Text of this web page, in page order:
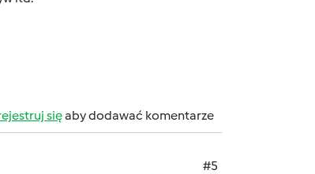
sięaby dodawać komentarze
#5